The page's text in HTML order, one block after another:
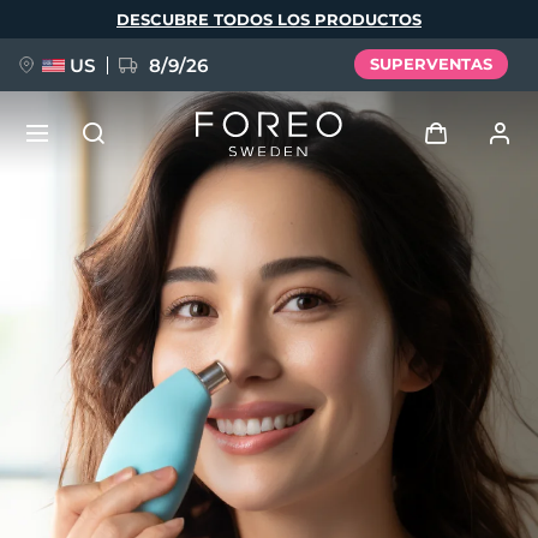
DESCUBRE TODOS LOS PRODUCTOS
US 8/9/26 SUPERVENTAS
Iniciar sesión
Perfil de usuario
Mis dispositivos
Mis pedidos
Mis direcciones
Mis suscripciones
NUEVO
FAQ™ Pure Beauty-Tech Elixir
BREAKING NEWS
issa™ Teeth Whitening Set
Idioma
English Deutsch
Español
Français
Italiano
Português
Polski
Svenska
Русский
Türkçe
简体中文 繁體中文